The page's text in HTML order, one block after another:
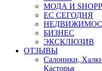
МОДА И
ЕС СЕГОДНЯ
БИЗНЕС
ЭКСКЛЮЗИВ
ОТЗЫВЫ
Салоники,
Касторья